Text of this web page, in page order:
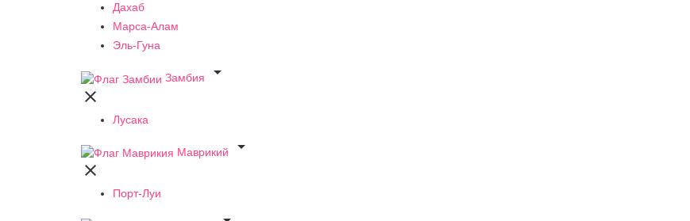
Дахаб
Марса-Алам
Эль-Гуна
Замбия


Лусака
Маврикий


Порт-Луи